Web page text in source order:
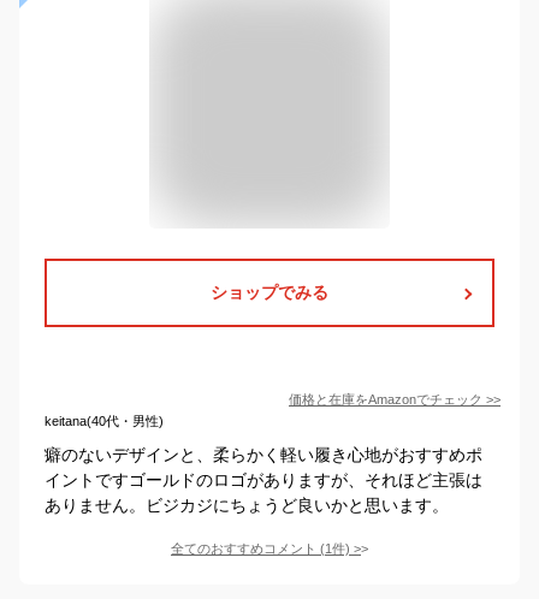
ショップでみる
価格と在庫をAmazonでチェック >>
keitana(40代・男性)
癖のないデザインと、柔らかく軽い履き心地がおすすめポ
イントですゴールドのロゴがありますが、それほど主張は
ありません。ビジカジにちょうど良いかと思います。
全てのおすすめコメント (1件) >